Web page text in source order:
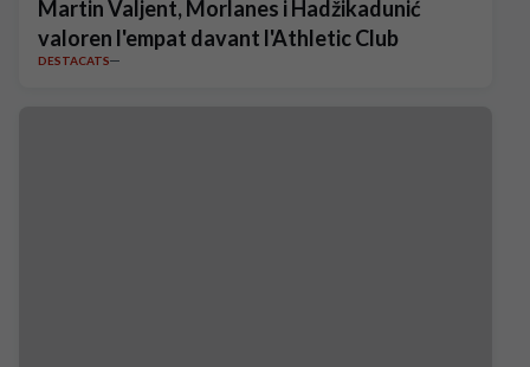
Martin Valjent, Morlanes i Hadžikadunić
valoren l'empat davant l'Athletic Club
DESTACATS